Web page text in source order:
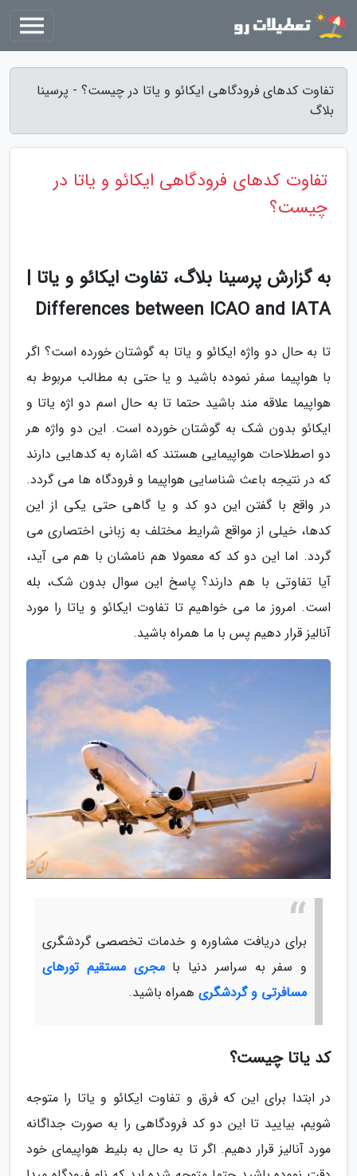
تفاوت کدهای فرودگاهی ایکائو و یاتا در چیست؟ - پرسینا
بلاگ
تفاوت کدهای فرودگاهی ایکائو و یاتا در
چیست؟
به گزارش پرسینا بلاگ، تفاوت ایکائو و یاتا |
Differences between ICAO and IATA
تا به حال دو واژه ایکائو و یاتا به گوشتان خورده است؟ اگر
با هواپیما سفر نموده باشید و یا حتی به مطالب مربوط به
هواپیما علاقه مند باشید حتما تا به حال اسم دو اژه یاتا و
ایکائو بدون شک به گوشتان خورده است. این دو واژه هر
دو اصطلاحات هواپیمایی هستند که اشاره به کدهایی دارند
که در نتیجه باعث شناسایی هواپیما و فرودگاه ها می گردد.
در واقع با گفتن این دو کد و یا گاهی حتی یکی از این
کدها، خیلی از مواقع شرایط مختلف به زبانی اختصاری می
گردد. اما این دو کد که معمولا هم نامشان با هم می آید،
آیا تفاوتی با هم دارند؟ پاسخ این سوال بدون شک، بله
است. امروز ما می خواهیم تا تفاوت ایکائو و یاتا را مورد
آنالیز قرار دهیم پس با ما همراه باشید.
برای دریافت مشاوره و خدمات تخصصی گردشگری
و سفر به سراسر دنیا بامجری مستقیم تورهای
مسافرتی و گردشگری همراه باشید.
کد یاتا چیست؟
در ابتدا برای این که فرق و تفاوت ایکائو و یاتا را متوجه
شویم، بیایید تا این دو کد فرودگاهی را به صورت جداگانه
مورد آنالیز قرار دهیم. اگر تا به حال به بلیط هواپیمای خود